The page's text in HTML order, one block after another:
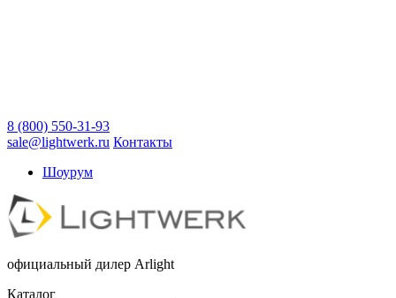
8 (800) 550-31-93
sale@lightwerk.ru Контакты
Шоурум
официальный дилер Arlight
Каталог